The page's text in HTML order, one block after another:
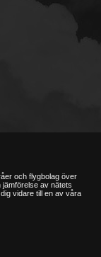
och flygbolag över
av nätets
vidare till en av våra